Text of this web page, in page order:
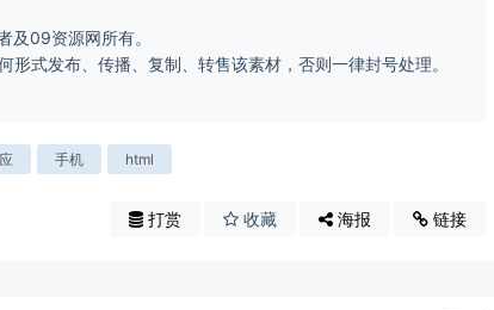
及09资源网所有。
式发布、传播、复制、转售该素材，否则一律封号处理。
手机 html
打赏 收藏 海报 链接